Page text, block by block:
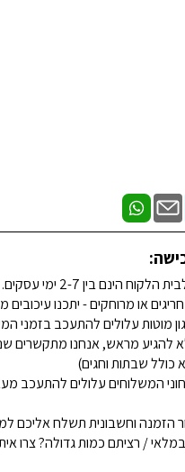
עסקים. (לא כולל שבתות וחגים)
או מרוחקים - יתכנו עיכובים
מוטות עלולים להתעכב בזמני
להגיע מראש, אנחנו מתקשרים
כולל שבתות וחגים)
המשלוחים עלולים להתעכב
הזמנה וחשבונית תשלח אליכם
/ רציתם כמות גדולה? צרו איתנו קשר